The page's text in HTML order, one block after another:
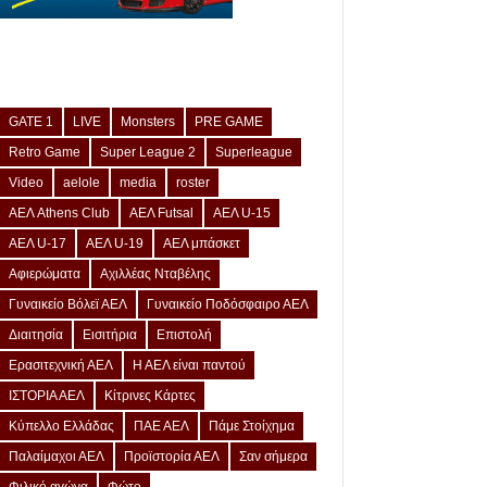
GATE 1 LIVE Monsters
PRE GAME
Retro Game
Super League 2
Superleague
Video
aelole media
roster
ΑΕΛ Athens Club
ΑΕΛ Futsal
ΑΕΛ U-15
ΑΕΛ U-17
ΑΕΛ U-19
ΑΕΛ μπάσκετ
Αφιερώματα
Αχιλλέας Νταβέλης
Γυναικείο Βόλεϊ ΑΕΛ
Γυναικείο Ποδόσφαιρο ΑΕΛ
Διαιτησία
Εισιτήρια
Επιστολή
Ερασιτεχνική ΑΕΛ
Η ΑΕΛ είναι παντού
ΙΣΤΟΡΙΑ ΑΕΛ
Κίτρινες Κάρτες
Κύπελλο Ελλάδας
ΠΑΕ ΑΕΛ
Πάμε Στοίχημα
Παλαίμαχοι ΑΕΛ
Προϊστορία ΑΕΛ
Σαν σήμερα